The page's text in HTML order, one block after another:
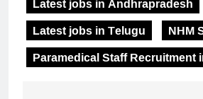
Latest jobs in Telugu
NHM
Paramedical Staff Recruitment